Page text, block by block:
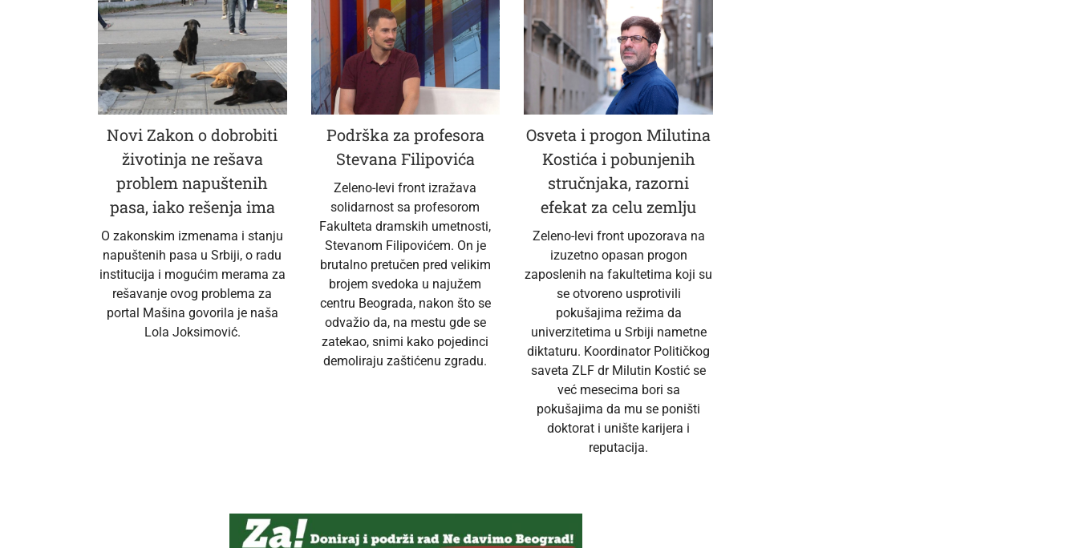
Novi Zakon o dobrobiti
životinja ne rešava
problem napuštenih
pasa, iako rešenja ima
O zakonskim izmenama i stanju
napuštenih pasa u Srbiji, o radu
institucija i mogućim merama za
rešavanje ovog problema za
portal Mašina govorila je naša
Lola Joksimović.
Podrška za profesora
Stevana Filipovića
Zeleno-levi front izražava
solidarnost sa profesorom
Fakulteta dramskih umetnosti,
Stevanom Filipovićem. On je
brutalno pretučen pred velikim
brojem svedoka u najužem
centru Beograda, nakon što se
odvažio da, na mestu gde se
zatekao, snimi kako pojedinci
demoliraju zaštićenu zgradu.
Osveta i progon Milutina
Kostića i pobunjenih
stručnjaka, razorni
efekat za celu zemlju
Zeleno-levi front upozorava na
izuzetno opasan progon
zaposlenih na fakultetima koji su
se otvoreno usprotivili
pokušajima režima da
univerzitetima u Srbiji nametne
diktaturu. Koordinator Političkog
saveta ZLF dr Milutin Kostić se
već mesecima bori sa
pokušajima da mu se poništi
doktorat i unište karijera i
reputacija.